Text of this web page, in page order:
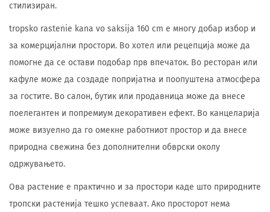
стилизиран.
tropsko rastenie kana vo saksija 160 cm е многу добар избор и
за комерцијални простори. Во хотел или рецепција може да
помогне да се остави подобар прв впечаток. Во ресторан или
кафуле може да создаде попријатна и поопуштена атмосфера
за гостите. Во салон, бутик или продавница може да внесе
поелегантен и попремиум декоративен ефект. Во канцеларија
може визуелно да го омекне работниот простор и да внесе
природна свежина без дополнителни обврски околу
одржувањето.
Ова растение е практично и за простори каде што природните
тропски растенија тешко успеваат. Ако просторот нема